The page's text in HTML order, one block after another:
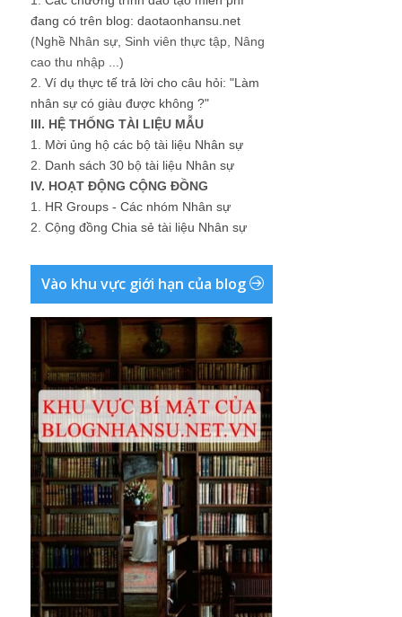
đang có trên blog: daotaonhansu.net
(Nghề Nhân sự, Sinh viên thực tập, Nâng
cao thu nhập ...)
2. Ví dụ thực tế trả lời cho câu hỏi: "Làm
nhân sự có giàu được không ?"
III. HỆ THỐNG TÀI LIỆU MẪU
1. Mời ủng hộ các bộ tài liệu Nhân sự
2. Danh sách 30 bộ tài liệu Nhân sự
IV. HOẠT ĐỘNG CỘNG ĐỒNG
1. HR Groups - Các nhóm Nhân sự
2. Cộng đồng Chia sẻ tài liệu Nhân sự
Vào khu vực giới hạn của blog